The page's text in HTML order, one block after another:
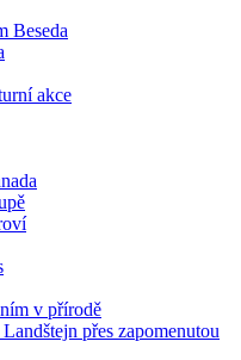
Beseda
akce
v přírodě
přes zapomenutou